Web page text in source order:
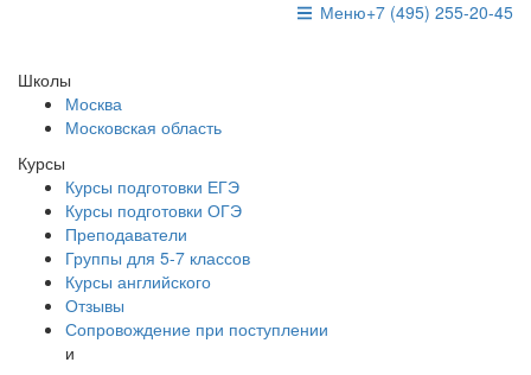
+7 (495) 255-20-45
Меню
Школы
Москва
Московская область
Курсы
Курсы подготовки ЕГЭ
Курсы подготовки ОГЭ
Преподаватели
Группы для 5-7 классов
Курсы английского
Отзывы
Сопровождение при поступлении
и